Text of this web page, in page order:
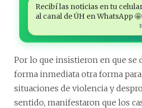
Recibí las noticias en tu
al canal de ÚH en WhatsApp 🤩
Por lo que insistieron en que se
forma inmediata otra forma
situaciones de violencia y
sentido, manifestaron que los